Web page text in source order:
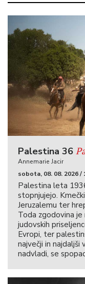
Palestina 36
Annemarie Jacir
sobota, 08. 08. 2026 /
Palestina leta
stopnjujejo.
Jeruzalemu ter
Toda zgodovina
judovskih
Evropi, ter
največji in
nadvladi, se